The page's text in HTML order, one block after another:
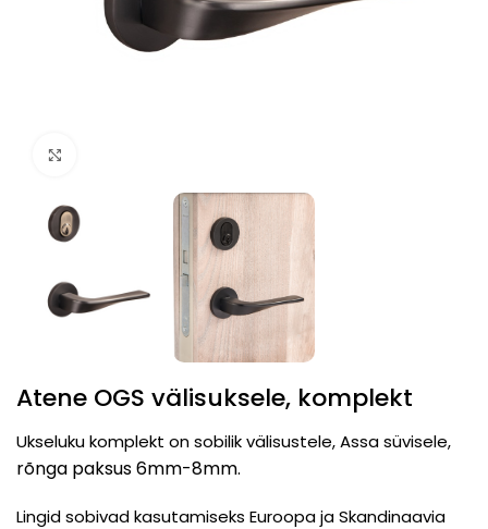
Atene OGS välisuksele, komplekt
Ukseluku komplekt on sobilik välisustele, Assa süvisele,
rõnga paksus 6mm-8mm.
Lingid sobivad kasutamiseks Euroopa ja Skandinaavia